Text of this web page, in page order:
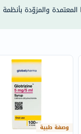
والمزوّدة بأنظمة
وصفة طبية